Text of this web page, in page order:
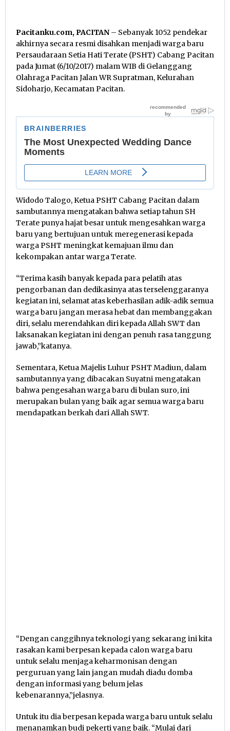
Pacitanku.com, PACITAN – Sebanyak 1052 pendekar
akhirnya secara resmi disahkan menjadi warga baru
Persaudaraan Setia Hati Terate (PSHT) Cabang Pacitan
pada Jumat (6/10/2017) malam WIB di Gelanggang
Olahraga Pacitan Jalan WR Supratman, Kelurahan
Sidoharjo, Kecamatan Pacitan.
Widodo Talogo, Ketua PSHT Cabang Pacitan dalam
sambutannya mengatakan bahwa setiap tahun SH
Terate punya hajat besar untuk mengesahkan warga
baru yang bertujuan untuk meregenerasi kepada
warga PSHT meningkat kemajuan ilmu dan
kekompakan antar warga Terate.
“Terima kasih banyak kepada para pelatih atas
pengorbanan dan dedikasinya atas terselenggaranya
kegiatan ini, selamat atas keberhasilan adik-adik semua
warga baru jangan merasa hebat dan membanggakan
diri, selalu merendahkan diri kepada Allah SWT dan
laksanakan kegiatan ini dengan penuh rasa tanggung
jawab,”katanya.
Sementara, Ketua Majelis Luhur PSHT Madiun, dalam
sambutannya yang dibacakan Suyatni mengatakan
bahwa pengesahan warga baru di bulan suro, ini
merupakan bulan yang baik agar semua warga baru
mendapatkan berkah dari Allah SWT.
“Dengan canggihnya teknologi yang sekarang ini kita
rasakan kami berpesan kepada calon warga baru
untuk selalu menjaga keharmonisan dengan
perguruan yang lain jangan mudah diadu domba
dengan informasi yang belum jelas
kebenarannya,”jelasnya.
Untuk itu dia berpesan kepada warga baru untuk selalu
menanamkan budi pekerti yang baik. “Mulai dari